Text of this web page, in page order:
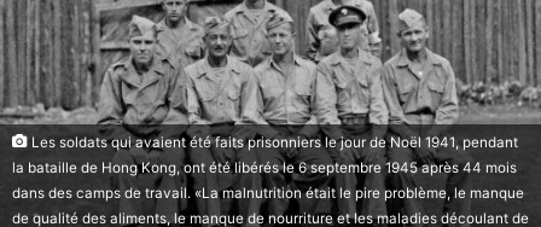
Les soldats qui avaient été faits prisonniers le jour de Noël 1941, pendant
la bataille de Hong Kong, ont été libérés le 6 septembre 1945 après 44 mois
dans des camps de travail. «La malnutrition était le pire problème, le manque
de qualité des aliments, le manque de nourriture et les maladies découlant de